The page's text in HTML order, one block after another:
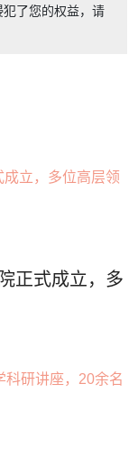
了您的权益，请
正式成立，多